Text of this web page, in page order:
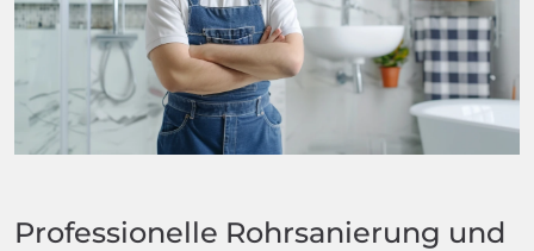
Professionelle Rohrsanierung und